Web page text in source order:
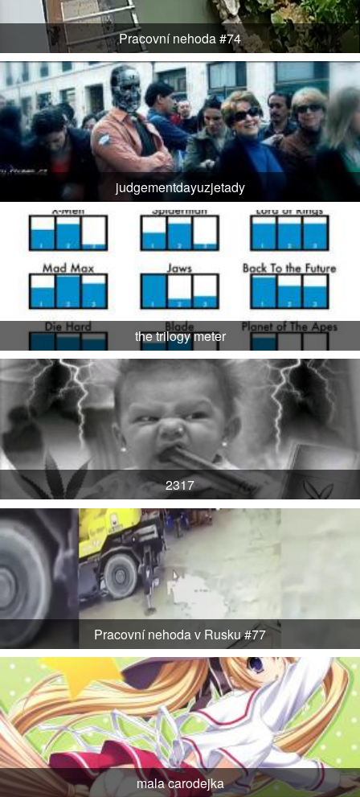
Pracovní nehoda #74
judgementdayuzjetady
the trilogy meter
2317
Pracovní nehoda v Rusku #77
mala carodejka